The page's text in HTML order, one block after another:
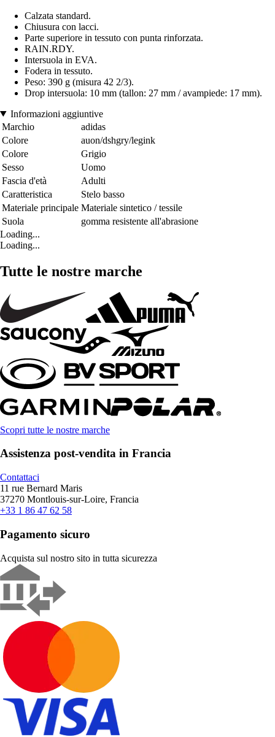
Calzata standard.
Chiusura con lacci.
Parte superiore in tessuto con punta rinforzata.
RAIN.RDY.
Intersuola in EVA.
Fodera in tessuto.
Peso: 390 g (misura 42 2/3).
Drop intersuola: 10 mm (tallon: 27 mm / avampiede: 17 mm).
Informazioni aggiuntive
Marchio
adidas
Colore
auon/dshgry/legink
Colore
Grigio
Sesso
Uomo
Fascia d'età
Adulti
Caratteristica
Stelo basso
Materiale principale Materiale sintetico / tessile
Suola
gomma resistente all'abrasione
Loading...
Loading...
Tutte le nostre marche
Scopri tutte le nostre marche
Assistenza post-vendita in Francia
Contattaci
11 rue Bernard Maris
37270 Montlouis-sur-Loire, Francia
+33 1 86 47 62 58
Pagamento sicuro
Acquista sul nostro sito in tutta sicurezza